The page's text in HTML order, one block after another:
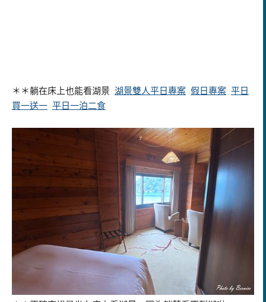
＊＊躺在床上也能看湖景 湖景雙人平日專案 假日專案 平日
買一送一 平日一泊二食